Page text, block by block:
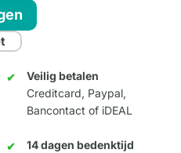
Veilig betalen
Creditcard, Paypal,
Bancontact of iDEAL
14 dagen bedenktijd